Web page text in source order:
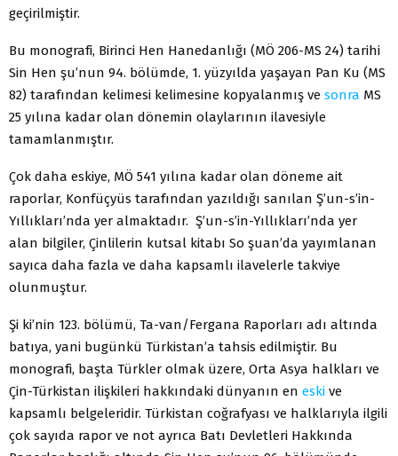
geçirilmiştir.
Bu monografi, Birinci Hen Hanedanlığı (MÖ 206-MS 24) tarihi
Sin Hen şu’nun 94. bölümde, 1. yüzyılda yaşayan Pan Ku (MS
82) tarafından kelimesi kelimesine kopyalanmış ve sonra MS
25 yılına kadar olan dönemin olaylarının ilavesiyle
tamamlanmıştır.
Çok daha eskiye, MÖ 541 yılına kadar olan döneme ait
raporlar, Konfüçyüs tarafından yazıldığı sanılan Ş’un-s’in-
Yıllıkları’nda yer almaktadır. Ş’un-s’in-Yıllıkları’nda yer
alan bilgiler, Çinlilerin kutsal kitabı So şuan’da yayımlanan
sayıca daha fazla ve daha kapsamlı ilavelerle takviye
olunmuştur.
Şi ki’nin 123. bölümü, Ta-van/Fergana Raporları adı altında
batıya, yani bugünkü Türkistan’a tahsis edilmiştir. Bu
monografi, başta Türkler olmak üzere, Orta Asya halkları ve
Çin-Türkistan ilişkileri hakkındaki dünyanın en eski ve
kapsamlı belgeleridir. Türkistan coğrafyası ve halklarıyla ilgili
çok sayıda rapor ve not ayrıca Batı Devletleri Hakkında